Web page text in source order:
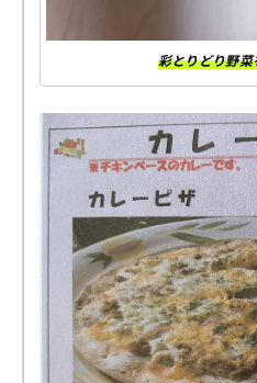
彩とりどり野